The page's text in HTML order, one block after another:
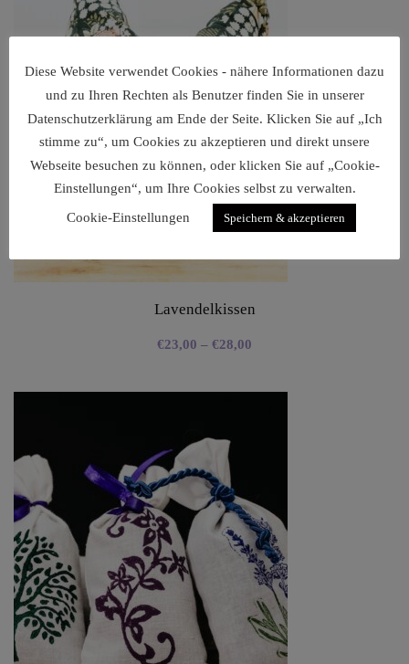
Lavendelkissen
€23,00 – €28,00
Diese Website verwendet Cookies - nähere Informationen dazu
und zu Ihren Rechten als Benutzer finden Sie in unserer
Datenschutzerklärung am Ende der Seite. Klicken Sie auf „Ich
stimme zu“, um Cookies zu akzeptieren und direkt unsere
Webseite besuchen zu können, oder klicken Sie auf „Cookie-
Einstellungen“, um Ihre Cookies selbst zu verwalten.
Cookie-Einstellungen
Speichern & akzeptieren